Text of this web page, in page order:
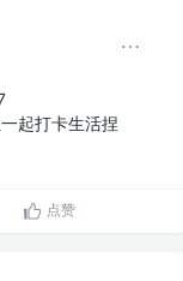
起打卡生活捏
点赞